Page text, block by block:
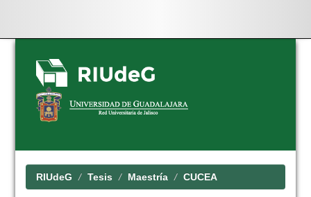
Skip
navigation
RIUdeG Tesis Maestría CUCEA